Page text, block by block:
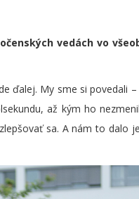
vedách vo
ďalej. My sme si povedali
až kým ho
sa. A nám to dalo